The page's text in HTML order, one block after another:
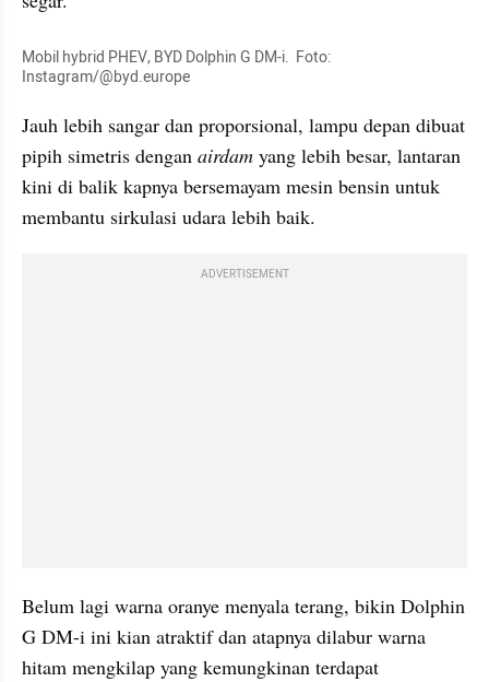
Mobil hybrid PHEV, BYD Dolphin G DM-i.  Foto:
Instagram/@byd.europe
Jauh lebih sangar dan proporsional, lampu depan dibuat
pipih simetris dengan airdam yang lebih besar, lantaran
kini di balik kapnya bersemayam mesin bensin untuk
membantu sirkulasi udara lebih baik.
ADVERTISEMENT
Belum lagi warna oranye menyala terang, bikin Dolphin
G DM-i ini kian atraktif dan atapnya dilabur warna